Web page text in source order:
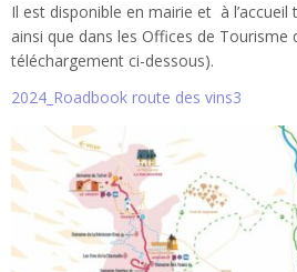
Il est disponible en mairie et à
ainsi que dans les Offices de Tourisme
téléchargement ci-dessous).
2024_Roadbook route des vins3